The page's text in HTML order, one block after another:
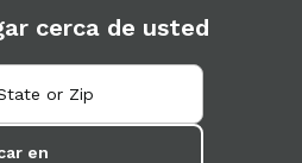
cerca de usted
en